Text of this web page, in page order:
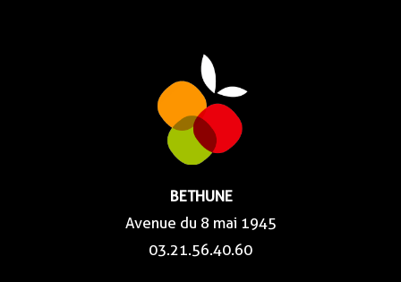
BETHUNE
Avenue du 8 mai 1945
03.21.56.40.60